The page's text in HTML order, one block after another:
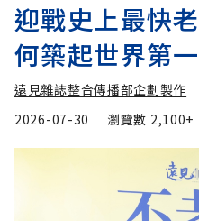
迎戰史上最快
何築起世界第
遠見雜誌整合傳播部企劃製作
2026-07-30
瀏覽數 2,100+